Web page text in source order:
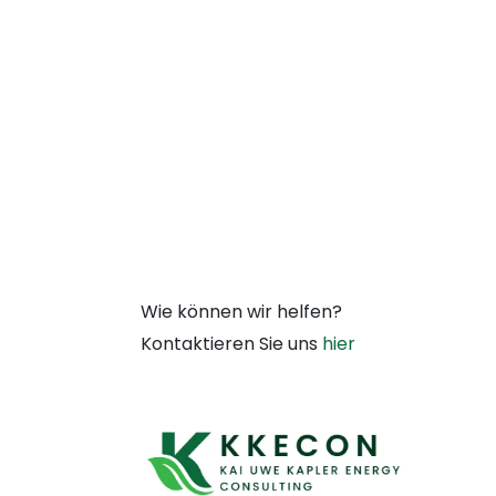
Wie können wir helfen?
Kontaktieren Sie uns hier